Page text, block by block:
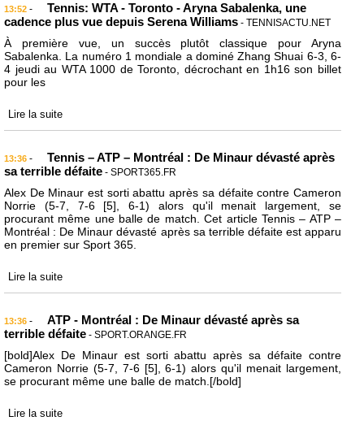
13:52 -
Tennis: WTA - Toronto - Aryna Sabalenka, une
cadence plus vue depuis Serena Williams - TENNISACTU.NET
À première vue, un succès plutôt classique pour Aryna
Sabalenka. La numéro 1 mondiale a dominé Zhang Shuai 6-3, 6-
4 jeudi au WTA 1000 de Toronto, décrochant en 1h16 son billet
pour les
Lire la suite
13:36 -
Tennis – ATP – Montréal : De Minaur dévasté après
sa terrible défaite - SPORT365.FR
Alex De Minaur est sorti abattu après sa défaite contre Cameron
Norrie (5-7, 7-6 [5], 6-1) alors qu'il menait largement, se
procurant même une balle de match. Cet article Tennis – ATP –
Montréal : De Minaur dévasté après sa terrible défaite est apparu
en premier sur Sport 365.
Lire la suite
13:36 -
ATP - Montréal : De Minaur dévasté après sa
terrible défaite - SPORT.ORANGE.FR
[bold]Alex De Minaur est sorti abattu après sa défaite contre
Cameron Norrie (5-7, 7-6 [5], 6-1) alors qu'il menait largement,
se procurant même une balle de match.[/bold]
Lire la suite